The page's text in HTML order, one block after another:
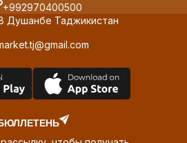
+992970400500
Душанбе Таджикистан